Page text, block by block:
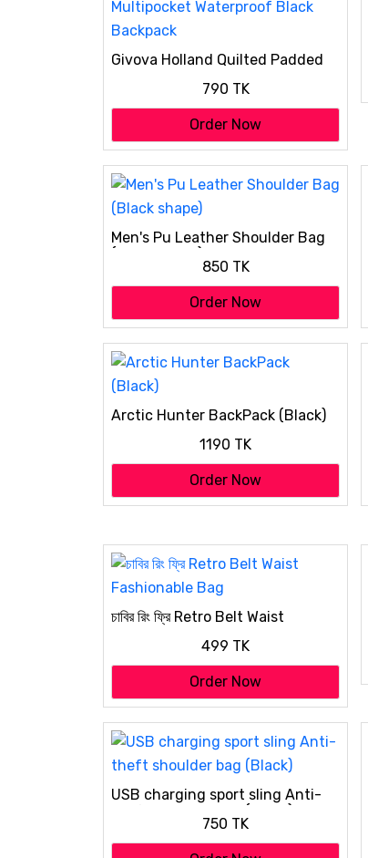
Givova Holland Quilted Padded
Multipocket Waterproof Black
Backpack
790 TK
Order Now
Men's Pu Leather Shoulder Bag
850 TK
Order Now
Arctic Hunter BackPack (Black)
1190 TK
Order Now
চাবির রিং ফ্রি Retro Belt Waist
499 TK
Order Now
USB charging sport sling Anti-
750 TK